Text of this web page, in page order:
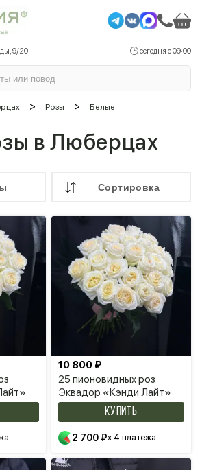
9/20 сегодня с 09:00
> Розы > Белые
в Люберцах
Cортировка
25 пионовидных роз
Эквадор «Кэнди Лайт»
10 800 ₽
КУПИТЬ
2 700 ₽x 4 платежа